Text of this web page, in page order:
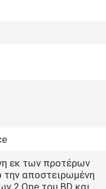
εκ των προτέρων
την αποστειρωμένη